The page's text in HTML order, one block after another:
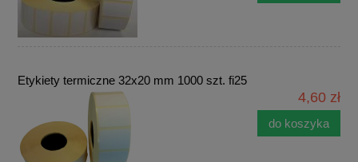
Etykiety termiczne 32x20 mm 1000 szt. fi25
4,60 zł
do koszyka